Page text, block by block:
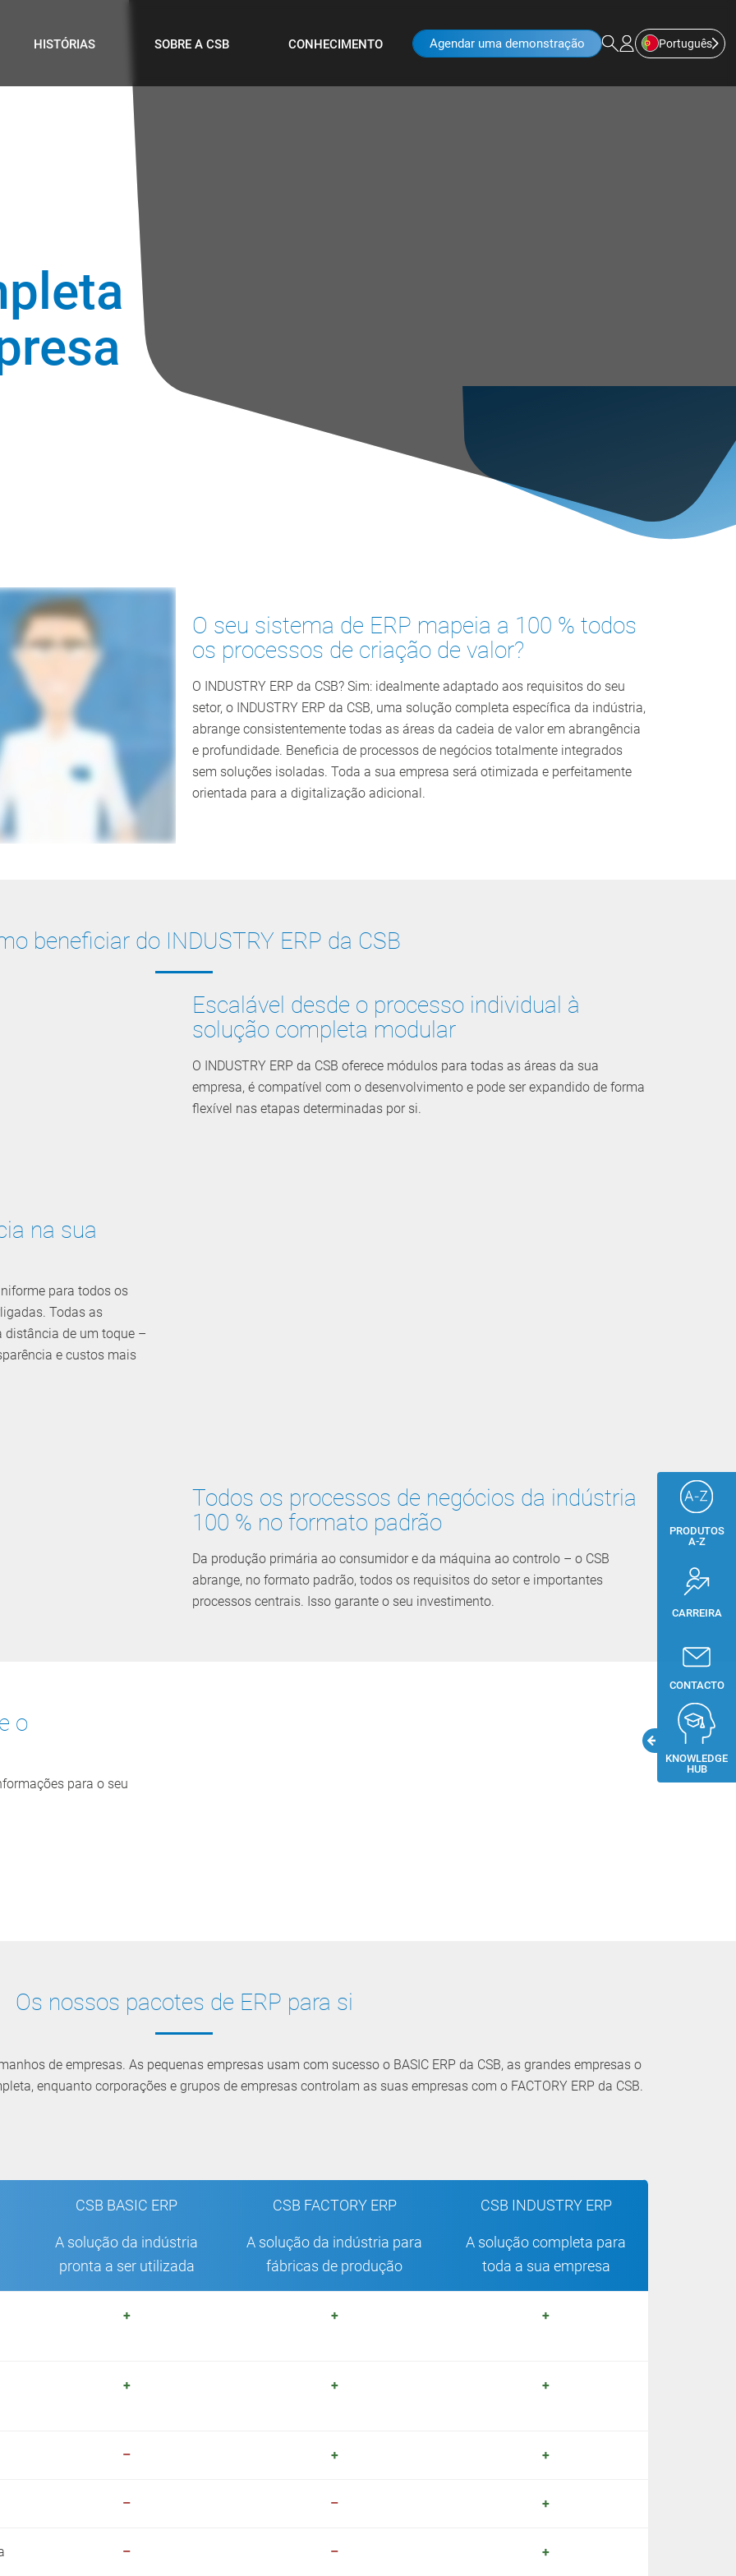
HISTÓRIAS SOBRE A CSB CONHECIMENTO Agendar uma demonstração Português
O seu sistema de ERP mapeia a 100 % todos
os processos de criação de valor?
O INDUSTRY ERP da CSB? Sim: idealmente adaptado aos requisitos do seu
setor, o INDUSTRY ERP da CSB, uma solução completa específica da indústria,
abrange consistentemente todas as áreas da cadeia de valor em abrangência
e profundidade. Beneficia de processos de negócios totalmente integrados
sem soluções isoladas. Toda a sua empresa será otimizada e perfeitamente
orientada para a digitalização adicional.
beneficiar do INDUSTRY ERP da CSB
Escalável desde o processo individual à
solução completa modular
O INDUSTRY ERP da CSB oferece módulos para todas as áreas da sua
empresa, é compatível com o desenvolvimento e pode ser expandido de forma
flexível nas etapas determinadas por si.
na sua
para todos os
Todas as
distância de um toque –
e custos mais
Todos os processos de negócios da indústria
100 % no formato padrão
Da produção primária ao consumidor e da máquina ao controlo – o CSB
abrange, no formato padrão, todos os requisitos do setor e importantes
processos centrais. Isso garante o seu investimento.
o
para o seu
Os nossos pacotes de ERP para si
de empresas. As pequenas empresas usam com sucesso o BASIC ERP da CSB, as grandes empresas o
enquanto corporações e grupos de empresas controlam as suas empresas com o FACTORY ERP da CSB.
CSB BASIC ERP
A solução da indústria
pronta a ser utilizada
CSB FACTORY ERP
A solução da indústria para
fábricas de produção
CSB INDUSTRY ERP
A solução completa para
toda a sua empresa
+ + +
+ + +
– + +
– – +
– – +
PRODUTOS
A-Z
CARREIRA
CONTACTO
KNOWLEDGE
HUB